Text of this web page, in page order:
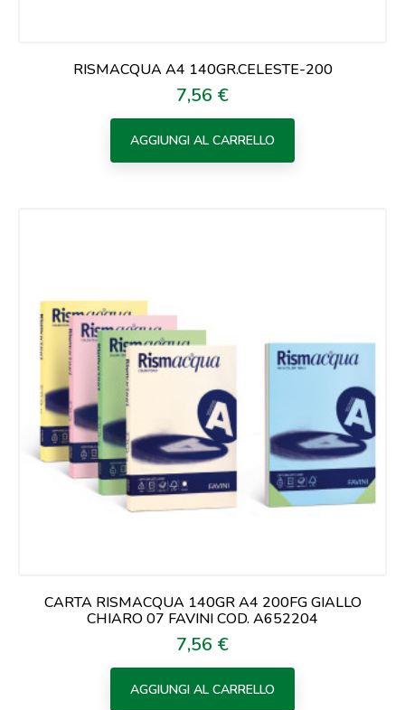
RISMACQUA A4 140GR.CELESTE-200
Prezzo
7,56 €
AGGIUNGI AL CARRELLO
CARTA RISMACQUA 140GR A4 200FG GIALLO
CHIARO 07 FAVINI COD. A652204
Prezzo
7,56 €
AGGIUNGI AL CARRELLO